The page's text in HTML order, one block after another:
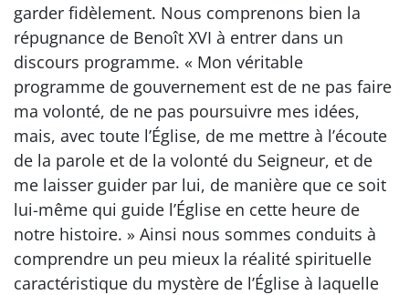
garder fidèlement. Nous comprenons bien la
répugnance de Benoît XVI à entrer dans un
discours programme. « Mon véritable
programme de gouvernement est de ne pas faire
ma volonté, de ne pas poursuivre mes idées,
mais, avec toute l’Église, de me mettre à l’écoute
de la parole et de la volonté du Seigneur, et de
me laisser guider par lui, de manière que ce soit
lui-même qui guide l’Église en cette heure de
notre histoire. » Ainsi nous sommes conduits à
comprendre un peu mieux la réalité spirituelle
caractéristique du mystère de l’Église à laquelle